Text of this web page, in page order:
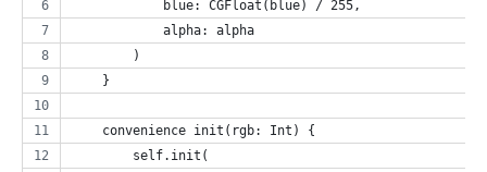
            blue: CGFloat(blue) / 255,
            alpha: alpha
        )
    }
    convenience init(rgb: Int) {
        self.init(